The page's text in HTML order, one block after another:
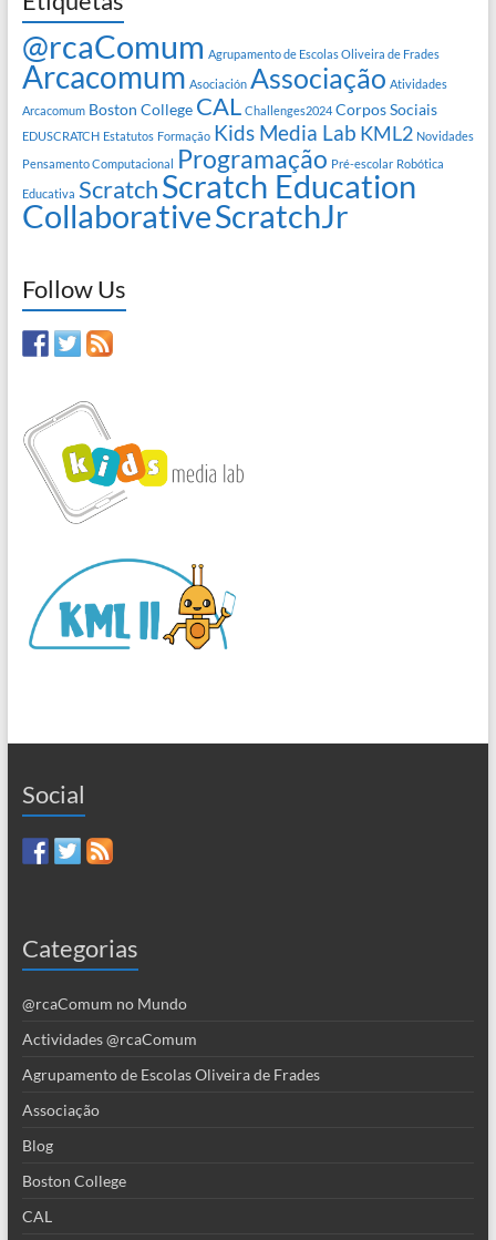
@rcaComum Agrupamento de Escolas Oliveira de Frades
Arcacomum Asociación Associação Atividades
Arcacomum Boston College CAL Challenges2024 Corpos Sociais
EDUSCRATCH Estatutos Formação Kids Media Lab KML2 Novidades
Pensamento Computacional
Programação Pré-escolar Robótica
Educativa ScratchScratch Education
CollaborativeScratchJr
Follow Us
Social
Categorias
@rcaComum no Mundo
Actividades @rcaComum
Agrupamento de Escolas Oliveira de Frades
Associação
Blog
Boston College
CAL